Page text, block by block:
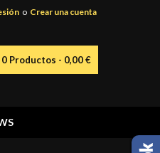
o Crear una cuenta
0 Productos - 0,00 €